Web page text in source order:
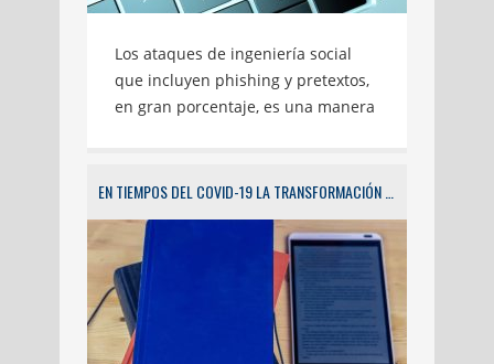
Los ataques de ingeniería social
que incluyen phishing y pretextos,
en gran porcentaje, es una manera
ingeniería social es reconocida
amenazas contra la seguridad de
las organizaciones. Es de aclarar
que este modus operandi difiere
de la piratería tradicional en el
sentido de que los ataques de